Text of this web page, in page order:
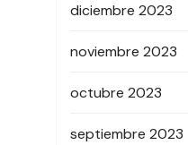
diciembre 2023
noviembre 2023
octubre 2023
septiembre 2023